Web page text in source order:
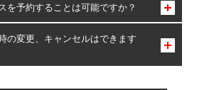
タイヤ館のみとなります。
を予約することは可能ですか？
のご予約は可能です。
ービスの組み合わせに限り、同時にご予約が
ざいます。
の変更、キャンセルはできます